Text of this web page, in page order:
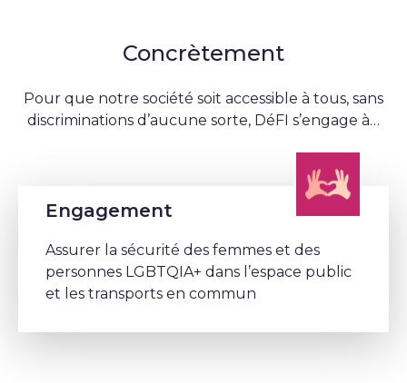
Concrètement
Pour que notre société soit accessible à tous, sans
discriminations d’aucune sorte, DéFI s’engage à…
Engagement
Assurer la sécurité des femmes et des
personnes LGBTQIA+ dans l’espace public
et les transports en commun